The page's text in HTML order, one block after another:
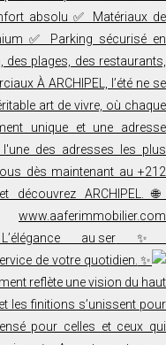
✨ BORJ AL ANDALOUS III — L’élégance au ser